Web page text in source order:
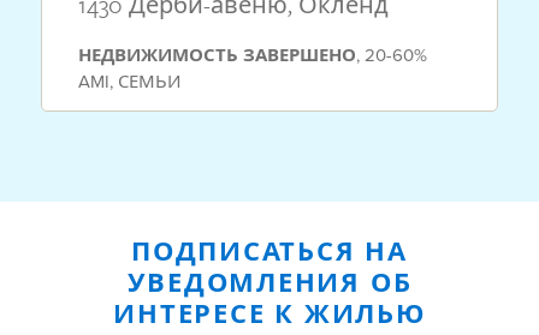
НЕДВИЖИМОСТЬ ЗАВЕРШЕНО,20-60%
AMI, СЕМЬИ
ПОДПИСАТЬСЯ НА
УВЕДОМЛЕНИЯ ОБ
ИНТЕРЕСЕ К ЖИЛЬЮ